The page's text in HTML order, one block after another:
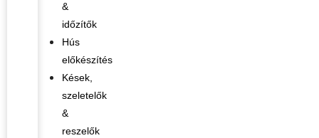
&
időzítők
Hús
előkészítés
Kések,
szeletelők
&
reszelők